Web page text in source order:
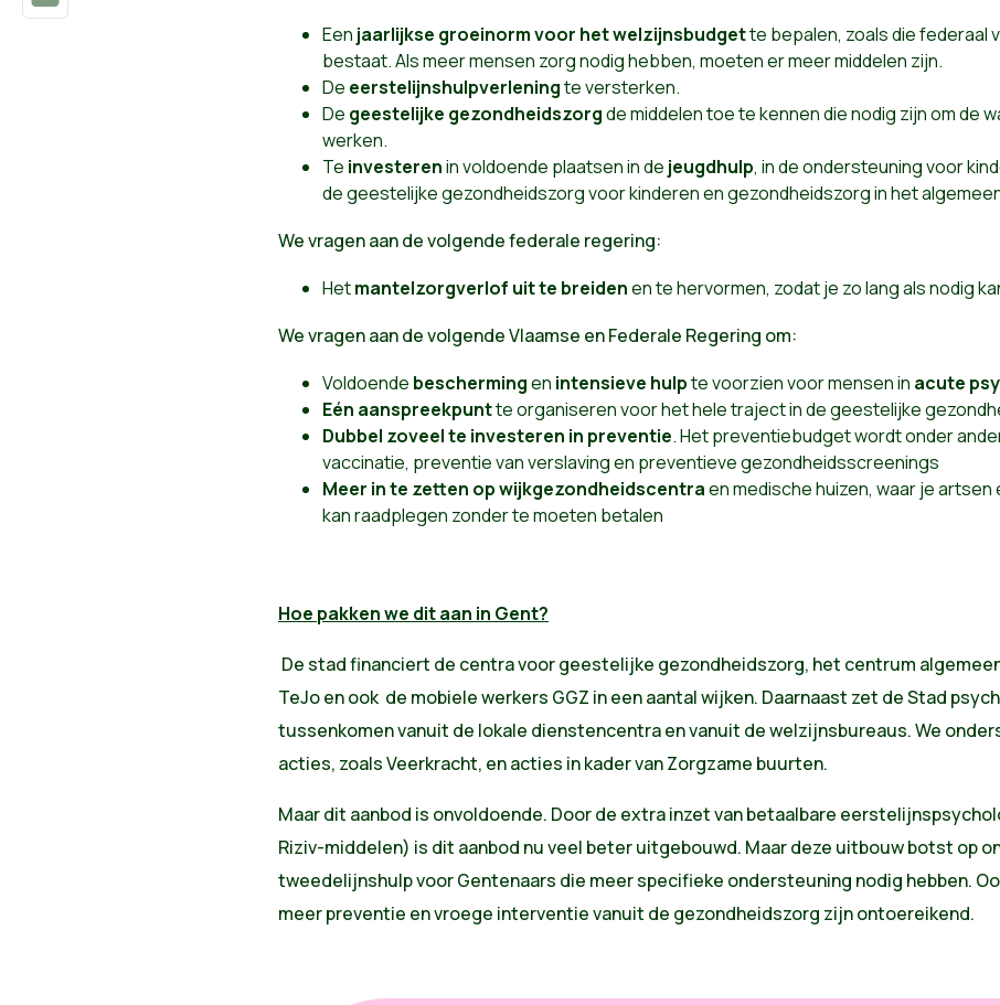
Een jaarlijkse groeinorm voor het welzijnsbudgette bepalen, zoals die federaal
bestaat. Als meer mensen zorg nodig hebben, moeten er meer middelen zijn.
De eerstelijnshulpverleningte versterken.
De geestelijke gezondheidszorgde middelen toe te kennen die nodig zijn om de
werken.
Te investerenin voldoende plaatsen in de jeugdhulp, in de ondersteuning voor
de geestelijke gezondheidszorg voor kinderen en gezondheidszorg in het
We vragen aan de volgende federale regering:
Hetmantelzorgverlof uit te breidenen te hervormen, zodat je zo lang als nodig
We vragen aan de volgende Vlaamse en Federale Regering om:
Voldoende beschermingen intensieve hulpte voorzien voor mensen in acute
Eén aanspreekpuntte organiseren voor het hele traject in de geestelijke
Dubbel zoveel te investeren in preventie. Het preventiebudget wordt onder
vaccinatie, preventie van verslaving en preventieve gezondheidsscreenings
Meer in te zetten op wijkgezondheidscentraen medische huizen, waar je
kan raadplegen zonder te moeten betalen
Hoe pakken we dit aan in Gent?
De stad financiert de centra voor geestelijke gezondheidszorg, het centrum
TeJo en ook de mobiele werkers GGZ in een aantal wijken. Daarnaast zet de Stad
tussenkomen vanuit de lokale dienstencentra en vanuit de welzijnsbureaus. We
acties, zoals Veerkracht, en acties in kader van Zorgzame buurten.
Maar dit aanbod is onvoldoende. Door de extra inzet van betaalbare
Riziv-middelen) is dit aanbod nu veel beter uitgebouwd. Maar deze uitbouw botst op
tweedelijnshulp voor Gentenaars die meer specifieke ondersteuning nodig hebben.
meer preventie en vroege interventie vanuit de gezondheidszorg zijn ontoereikend.